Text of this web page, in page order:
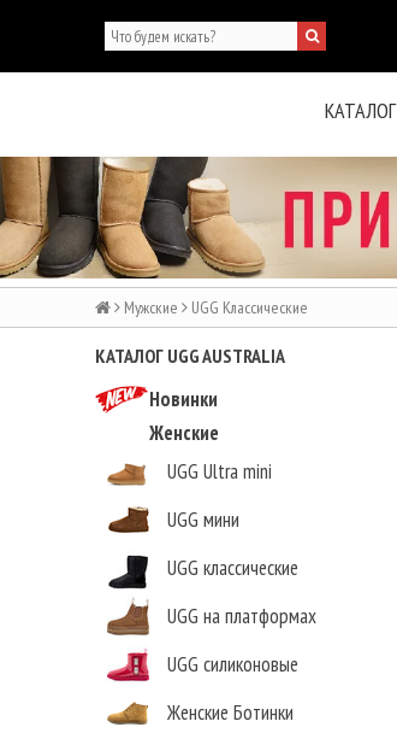
КАТАЛОГ
Мужские UGG Классические
КАТАЛОГ UGG AUSTRALIA
Новинки
Женские
UGG Ultra mini
UGG мини
UGG классические
UGG на платформах
UGG силиконовые
Женские Ботинки